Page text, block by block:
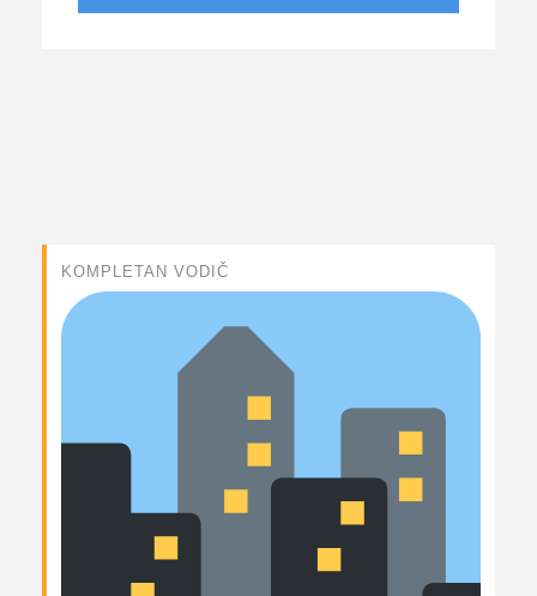
KOMPLETAN VODIČ